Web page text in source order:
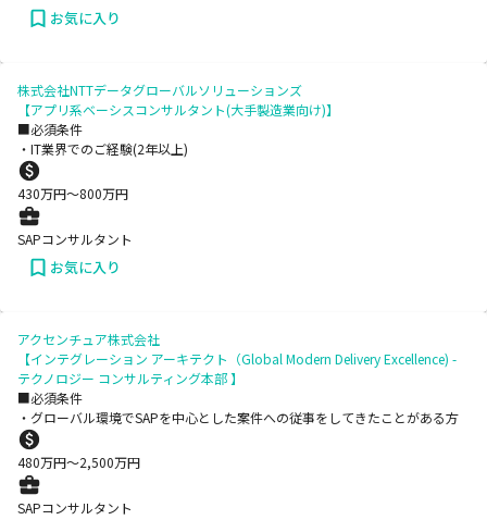
お気に入り
株式会社NTTデータグローバルソリューションズ
【アプリ系ベーシスコンサルタント(大手製造業向け)】
■必須条件
・IT業界でのご経験(2年以上)
430万円〜800万円
SAPコンサルタント
お気に入り
アクセンチュア株式会社
【インテグレーション アーキテクト（Global Modern Delivery Excellence) -
テクノロジー コンサルティング本部 】
■必須条件
・グローバル環境でSAPを中心とした案件への従事をしてきたことがある方
480万円〜2,500万円
SAPコンサルタント